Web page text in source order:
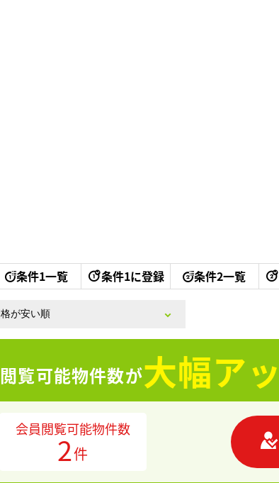
条件1一覧 条件1に登録 条件2一覧
閲覧可能物件数が大幅ア
会員閲覧可能物件数
2件